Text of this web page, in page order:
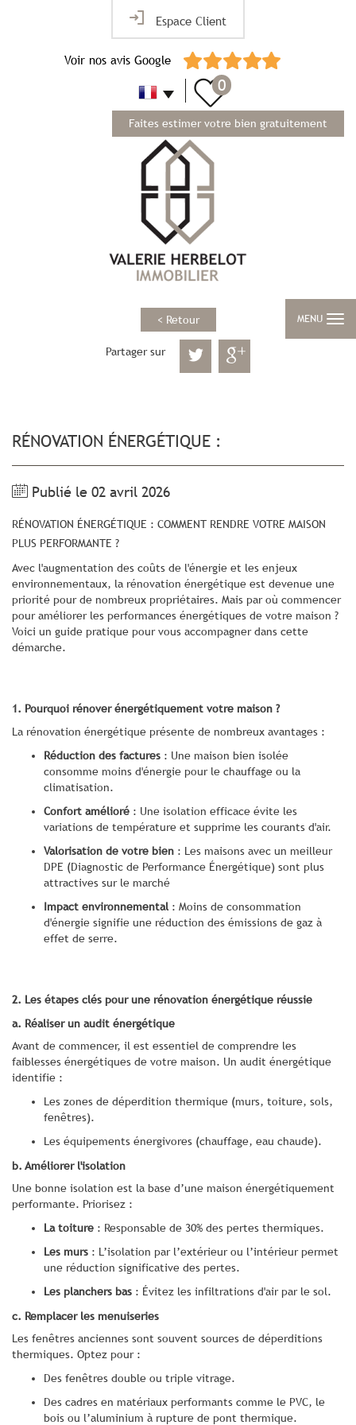
Espace Client
Voir nos avis Google
Faites estimer votre bien gratuitement
0
MENU
< Retour
Partager sur
RÉNOVATION ÉNERGÉTIQUE :
Publié le 02 avril 2026
RÉNOVATION ÉNERGÉTIQUE : COMMENT RENDRE VOTRE MAISON
PLUS PERFORMANTE ?
Avec l'augmentation des coûts de l'énergie et les enjeux
environnementaux, la rénovation énergétique est devenue une
priorité pour de nombreux propriétaires. Mais par où commencer
pour améliorer les performances énergétiques de votre maison ?
Voici un guide pratique pour vous accompagner dans cette
démarche.
1. Pourquoi rénover énergétiquement votre maison ?
La rénovation énergétique présente de nombreux avantages :
Réduction des factures : Une maison bien isolée
consomme moins d'énergie pour le chauffage ou la
climatisation.
Confort amélioré : Une isolation efficace évite les
variations de température et supprime les courants d'air.
Valorisation de votre bien : Les maisons avec un meilleur
DPE (Diagnostic de Performance Énergétique) sont plus
attractives sur le marché
Impact environnemental : Moins de consommation
d'énergie signifie une réduction des émissions de gaz à
effet de serre.
2. Les étapes clés pour une rénovation énergétique réussie
a. Réaliser un audit énergétique
Avant de commencer, il est essentiel de comprendre les
faiblesses énergétiques de votre maison. Un audit énergétique
identifie :
Les zones de déperdition thermique (murs, toiture, sols,
fenêtres).
Les équipements énergivores (chauffage, eau chaude).
b. Améliorer l'isolation
Une bonne isolation est la base d’une maison énergétiquement
performante. Priorisez :
La toiture : Responsable de 30% des pertes thermiques.
Les murs : L’isolation par l’extérieur ou l’intérieur permet
une réduction significative des pertes.
Les planchers bas : Évitez les infiltrations d'air par le sol.
c. Remplacer les menuiseries
Les fenêtres anciennes sont souvent sources de déperditions
thermiques. Optez pour :
Des fenêtres double ou triple vitrage.
Des cadres en matériaux performants comme le PVC, le
bois ou l’aluminium à rupture de pont thermique.